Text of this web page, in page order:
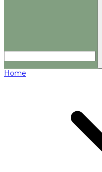
Home